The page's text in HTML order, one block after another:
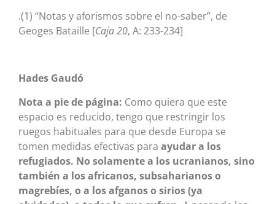
.(1) “Notas y aforismos sobre el no-saber”, de
Geoges Bataille [Caja 20, A: 233-234]
Hades Gaudó
Nota a pie de página: Como quiera que este
espacio es reducido, tengo que restringir los
ruegos habituales para que desde Europa se
tomen medidas efectivas para ayudar a los
refugiados. No solamente a los ucranianos, sino
también a los africanos, subsaharianos o
magrebíes, o a los afganos o sirios (ya